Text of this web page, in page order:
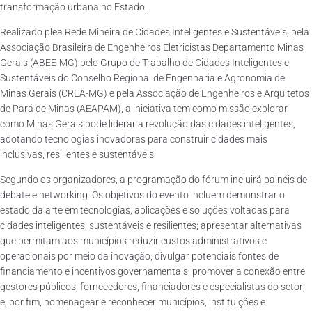
transformação urbana no Estado.
Realizado plea Rede Mineira de Cidades Inteligentes e Sustentáveis, pela
Associação Brasileira de Engenheiros Eletricistas Departamento Minas
Gerais (ABEE-MG),pelo Grupo de Trabalho de Cidades Inteligentes e
Sustentáveis do Conselho Regional de Engenharia e Agronomia de
Minas Gerais (CREA-MG) e pela Associação de Engenheiros e Arquitetos
de Pará de Minas (AEAPAM), a iniciativa tem como missão explorar
como Minas Gerais pode liderar a revolução das cidades inteligentes,
adotando tecnologias inovadoras para construir cidades mais
inclusivas, resilientes e sustentáveis.
Segundo os organizadores, a programação do fórum incluirá painéis de
debate e networking. Os objetivos do evento incluem demonstrar o
estado da arte em tecnologias, aplicações e soluções voltadas para
cidades inteligentes, sustentáveis e resilientes; apresentar alternativas
que permitam aos municípios reduzir custos administrativos e
operacionais por meio da inovação; divulgar potenciais fontes de
financiamento e incentivos governamentais; promover a conexão entre
gestores públicos, fornecedores, financiadores e especialistas do setor;
e, por fim, homenagear e reconhecer municípios, instituições e